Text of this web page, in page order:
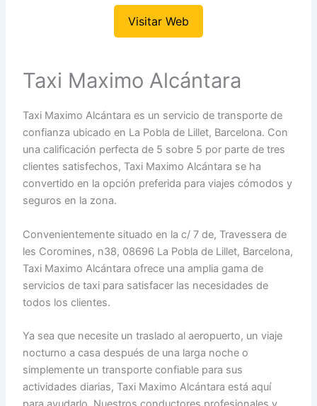
Visitar Web
Taxi Maximo Alcántara
Taxi Maximo Alcántara es un servicio de transporte de
confianza ubicado en La Pobla de Lillet, Barcelona. Con
una calificación perfecta de 5 sobre 5 por parte de tres
clientes satisfechos, Taxi Maximo Alcántara se ha
convertido en la opción preferida para viajes cómodos y
seguros en la zona.
Convenientemente situado en la c/ 7 de, Travessera de
les Coromines, n38, 08696 La Pobla de Lillet, Barcelona,
Taxi Maximo Alcántara ofrece una amplia gama de
servicios de taxi para satisfacer las necesidades de
todos los clientes.
Ya sea que necesite un traslado al aeropuerto, un viaje
nocturno a casa después de una larga noche o
simplemente un transporte confiable para sus
actividades diarias, Taxi Maximo Alcántara está aquí